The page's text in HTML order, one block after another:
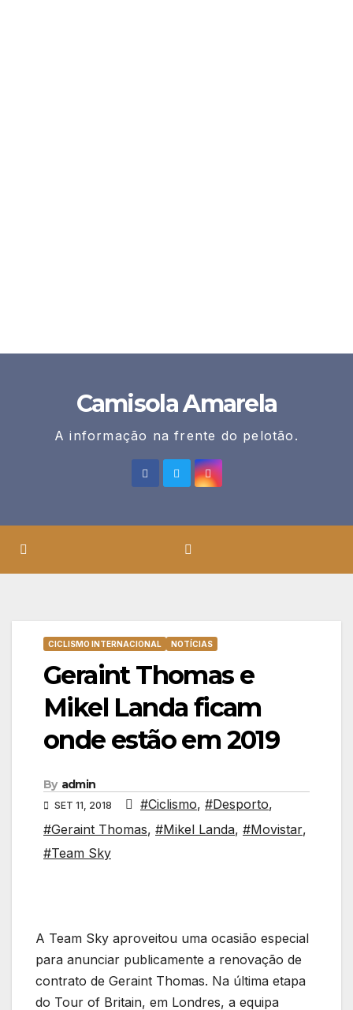
Camisola Amarela
A informação na frente do pelotão.
CICLISMO INTERNACIONAL NOTÍCIAS
Geraint Thomas e
Mikel Landa ficam
onde estão em 2019
By admin
SET 11, 2018 #Ciclismo, #Desporto,
#Geraint Thomas, #Mikel Landa, #Movistar,
#Team Sky
A Team Sky aproveitou uma ocasião especial
para anunciar publicamente a renovação de
contrato de Geraint Thomas. Na última etapa
do Tour of Britain, em Londres, a equipa